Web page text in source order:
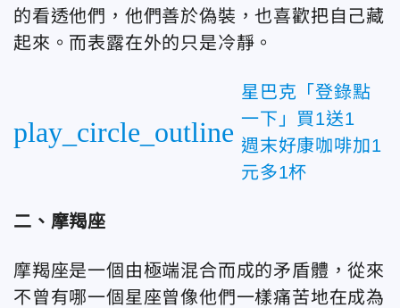
的看透他們，他們善於偽裝，也喜歡把自己藏
起來。而表露在外的只是冷靜。
play_circle_outline
星巴克「登錄點
一下」買1送1
週末好康咖啡加1
元多1杯
二、摩羯座
摩羯座是一個由極端混合而成的矛盾體，從來
不曾有哪一個星座曾像他們一樣痛苦地在成為